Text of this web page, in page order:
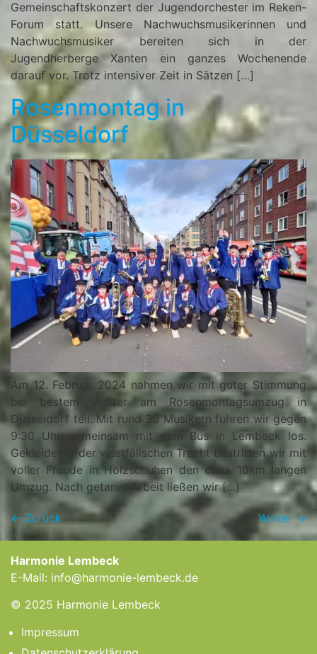
Gemeinschaftskonzert der Jugendorchester im Reken-
Forum statt. Unsere Nachwuchsmusikerinnen und
Nachwuchsmusiker bereiten sich in der
Jugendherberge Xanten ein ganzes Wochenende
darauf vor. Trotz intensiver Zeit in Sätzen […]
Rosenmontag in
Düsseldorf
Am 12. Februar 2024 nahmen wir mit guter Stimmung
bei bestem Wetter am Rosenmontagsumzug in
Düsseldorf teil. Mit rund 30 Musikern fuhren wir gegen
9:30 Uhr gemeinsam mit dem Bus in Lembeck los.
Gekleidet in der westfälischen Tracht bestritten wir mit
voller Freude in Holzschuhen den etwa 10km langen
Umzug. Nach getaner Arbeit ließen wir […]
← Zurück Weiter→
Harmonie Lembeck
E-Mail: info@harmonie-lembeck.de
© 2025 Harmonie Lembeck
Impressum